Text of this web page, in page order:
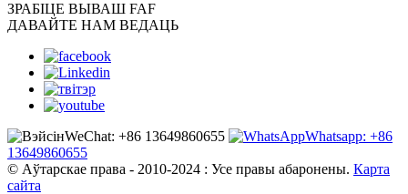
ЗРАБІЦЕ ВЫВАШ FAF
ДАВАЙТЕ НАМ ВЕДАЦЬ
WeChat: +86 13649860655
Whatsapp: +86
13649860655
© Аўтарскае права - 2010-2024 : Усе правы абаронены. Карта
сайта